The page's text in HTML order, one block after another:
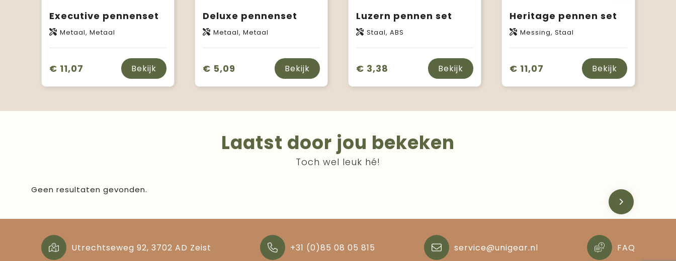
Executive pennenset
Metaal, Metaal
€ 11,07 Bekijk
Deluxe pennenset
Metaal, Metaal
€ 5,09 Bekijk
Luzern pennen set
Staal, ABS
€ 3,38 Bekijk
Heritage pennen set
Messing, Staal
€ 11,07 Bekijk
Laatst door jou bekeken
Toch wel leuk hé!
Geen resultaten gevonden.
Utrechtseweg 92, 3702 AD Zeist +31 (0)85 08 05 815 service@unigear.nl FAQ